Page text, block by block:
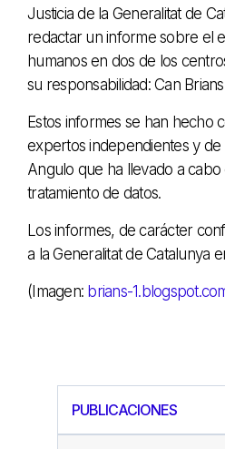
Justicia de la Generalitat de
redactar un informe sobre el
humanos en dos de los
su responsabilidad: Can
Estos informes se han hecho
expertos independientes y de
Angulo que ha llevado a
tratamiento de datos.
Los informes, de carácter
a la Generalitat de Catalunya
(Imagen: brians-
PUBLICACIONES